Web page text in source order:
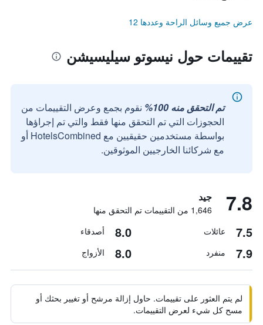
عرض جميع وسائل الراحة وعددها 12
تقييمات حول نيسوتو سيليسيشن
تم التحقق منه 100%
نقوم بجمع وعرض التقييمات من
الحجوزات التي تم التحقق منها فقط والتي تم إجراؤها
بواسطة مستخدمين حقيقيين مع HotelsCombined أو
مع شركائنا الخارجيين الموثوقين.
7.8 جيد
1,646 من التقييمات تم التحقق منها
7.5 عائلات 8.0 أصدقاء
7.9 منفرد 8.0 الأزواج
لم يتم العثور على تقييمات. حاول إزالة مرشح أو تغيير بحثك أو
مسح كل شيء لعرض التقييمات.